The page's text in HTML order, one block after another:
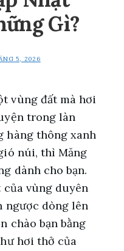
Gì?
5, 2026
vùng đất mà hơi
trong làn
hàng thông xanh
núi, thì Măng
dành cho bạn.
của vùng duyên
ngược dòng lên
chào bạn bằng
hơi thở của